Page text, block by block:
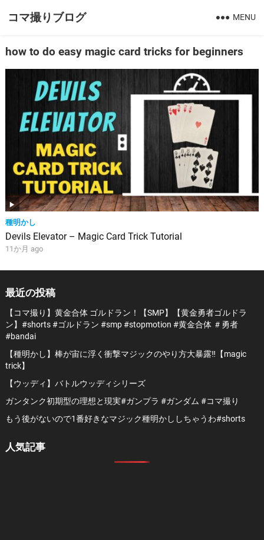
コマ撮りブログ MENU
how to do easy magic card tricks for beginners
種明かし
Devils Elevator – Magic Card Trick Tutorial
11か月 ago
最近の投稿
【コマ撮り】黄金合体 ゴルドラン！【SMP】【黄金勇者ゴルドラ
ン】#shorts #ゴルドラン #smp #stopmotion #黄金合体 ＃勇者
#bandai
【種明かし】棒が宙に浮く衝撃マジックのやり方大暴露‼️【magic
trick】
【ウッディ】バトルウッディシリーズ
ガンタンク初期型の理想と現実#ガンプラ #ガンダム #コマ撮り
もう後がないので1番好きなマジック種明かししちゃうわ#shorts
人気記事